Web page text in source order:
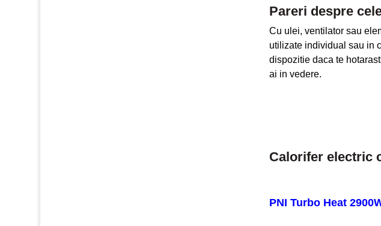
Pareri despre
Cu ulei, ventilator sau
utilizate individual sau in
dispozitie daca te
ai in vedere.
Calorifer electric
PNI Turbo Heat